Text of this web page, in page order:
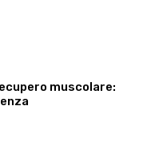
muscolare: